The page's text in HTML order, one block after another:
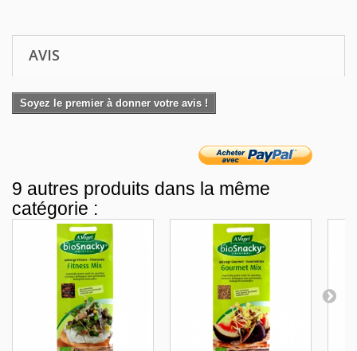
AVIS
Soyez le premier à donner votre avis !
9 autres produits dans la même
catégorie :